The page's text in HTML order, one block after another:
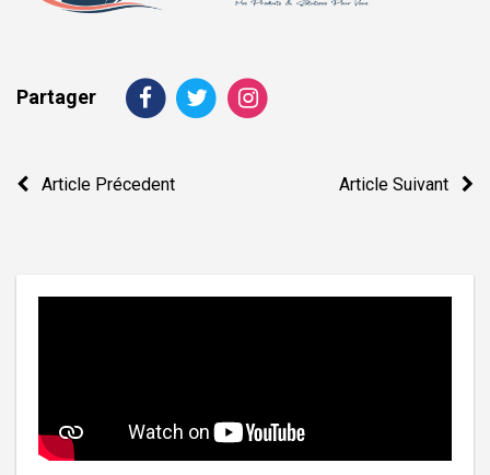
Partager
Navigation
Article Précedent Article Suivant